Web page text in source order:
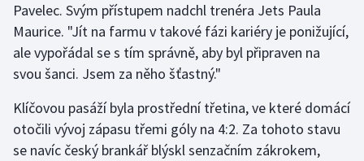
Lyže a snowboard
Moderní pětiboj
Motorsport
Olympijské hry
Pavelec. Svým přístupem nadchl trenéra Jets Paula
Maurice. "Jít na farmu v takové fázi kariéry je ponižující,
ale vypořádal se s tím správně, aby byl připraven na
svou šanci. Jsem za něho šťastný."
Klíčovou pasáží byla prostřední třetina, ve které domácí
otočili vývoj zápasu třemi góly na 4:2. Za tohoto stavu
se navíc český brankář blýskl senzačním zákrokem,